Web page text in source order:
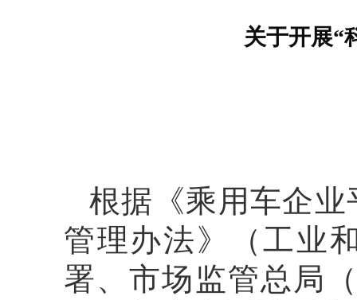
关于开展“
根据《乘用车企
管理办法》（工业
署、市场监管总局